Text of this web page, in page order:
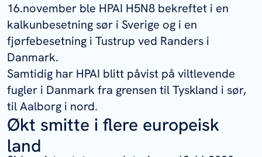
16.november ble HPAI H5N8 bekreftet i en
kalkunbesetning sør i Sverige og i en
fjørfebesetning i Tustrup ved Randers i
Danmark.
Samtidig har HPAI blitt påvist på viltlevende
fugler i Danmark fra grensen til Tyskland i sør,
til Aalborg i nord.
Økt smitte i flere europeisk
land